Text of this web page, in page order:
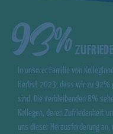
93%
In unserer Familie von
Herbst 2023, dass wir zu 92%
sind. Die verbleibenden 8%
Kollegen, deren Zufriedenheit
uns dieser Herausforderung